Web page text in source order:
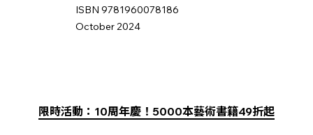
ISBN 9781960078186
October 2024
限時活動：10周年慶！5000本藝術書籍49折起